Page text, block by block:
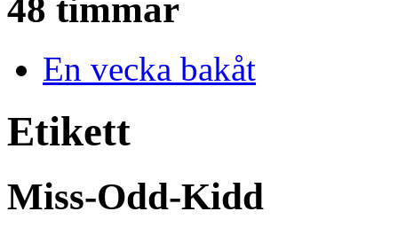
48 timmar
En vecka bakåt
Etikett
Miss-Odd-Kidd